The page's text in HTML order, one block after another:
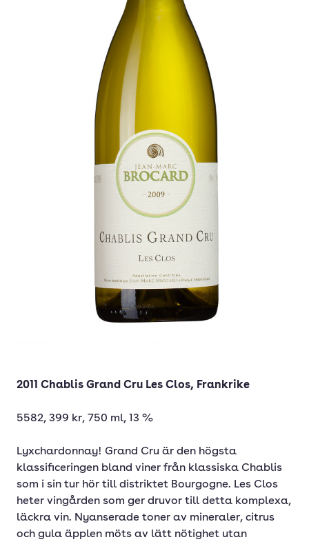
2011 Chablis Grand Cru Les Clos, Frankrike
5582, 399 kr, 750 ml, 13 %
Lyxchardonnay! Grand Cru är den högsta
klassificeringen bland viner från klassiska Chablis
som i sin tur hör till distriktet Bourgogne. Les Clos
heter vingården som ger druvor till detta komplexa,
läckra vin. Nyanserade toner av mineraler, citrus
och gula äpplen möts av lätt nötighet utan